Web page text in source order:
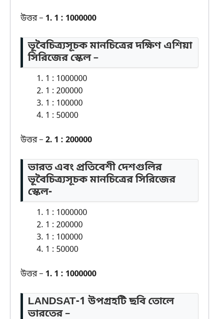
উত্তর – 1. 1 : 1000000
ভূবৈচিত্র্যসূচক মানচিত্রের দক্ষিণ এশিয়া
সিরিজের স্কেল –
1 : 1000000
1 : 200000
1 : 100000
1 : 50000
উত্তর – 2. 1 : 200000
ভারত এবং প্রতিবেশী দেশগুলির
ভূবৈচিত্র্যসূচক মানচিত্রের সিরিজের
স্কেল-
1 : 1000000
1 : 200000
1 : 100000
1 : 50000
উত্তর – 1. 1 : 1000000
LANDSAT-1 উপগ্রহটি ছবি তোলে
ভারতের –